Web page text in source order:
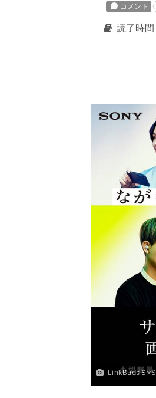
読了時
LinkBuds